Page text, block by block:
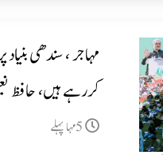
مہاجر ، سندھی
کررہے ہیں، حافظ